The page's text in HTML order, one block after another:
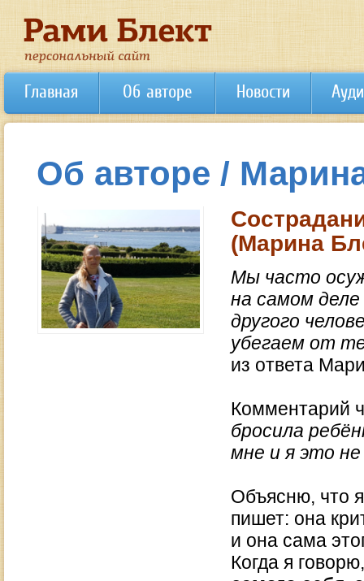
Главная Об авторе Новости
Об авторе /
(Марина
Мы часто
на самом
другого
убегаем от
из ответа
Комментарий
бросила
мне и я это
Объясню, что
пишет: она
и она сама
Когда я